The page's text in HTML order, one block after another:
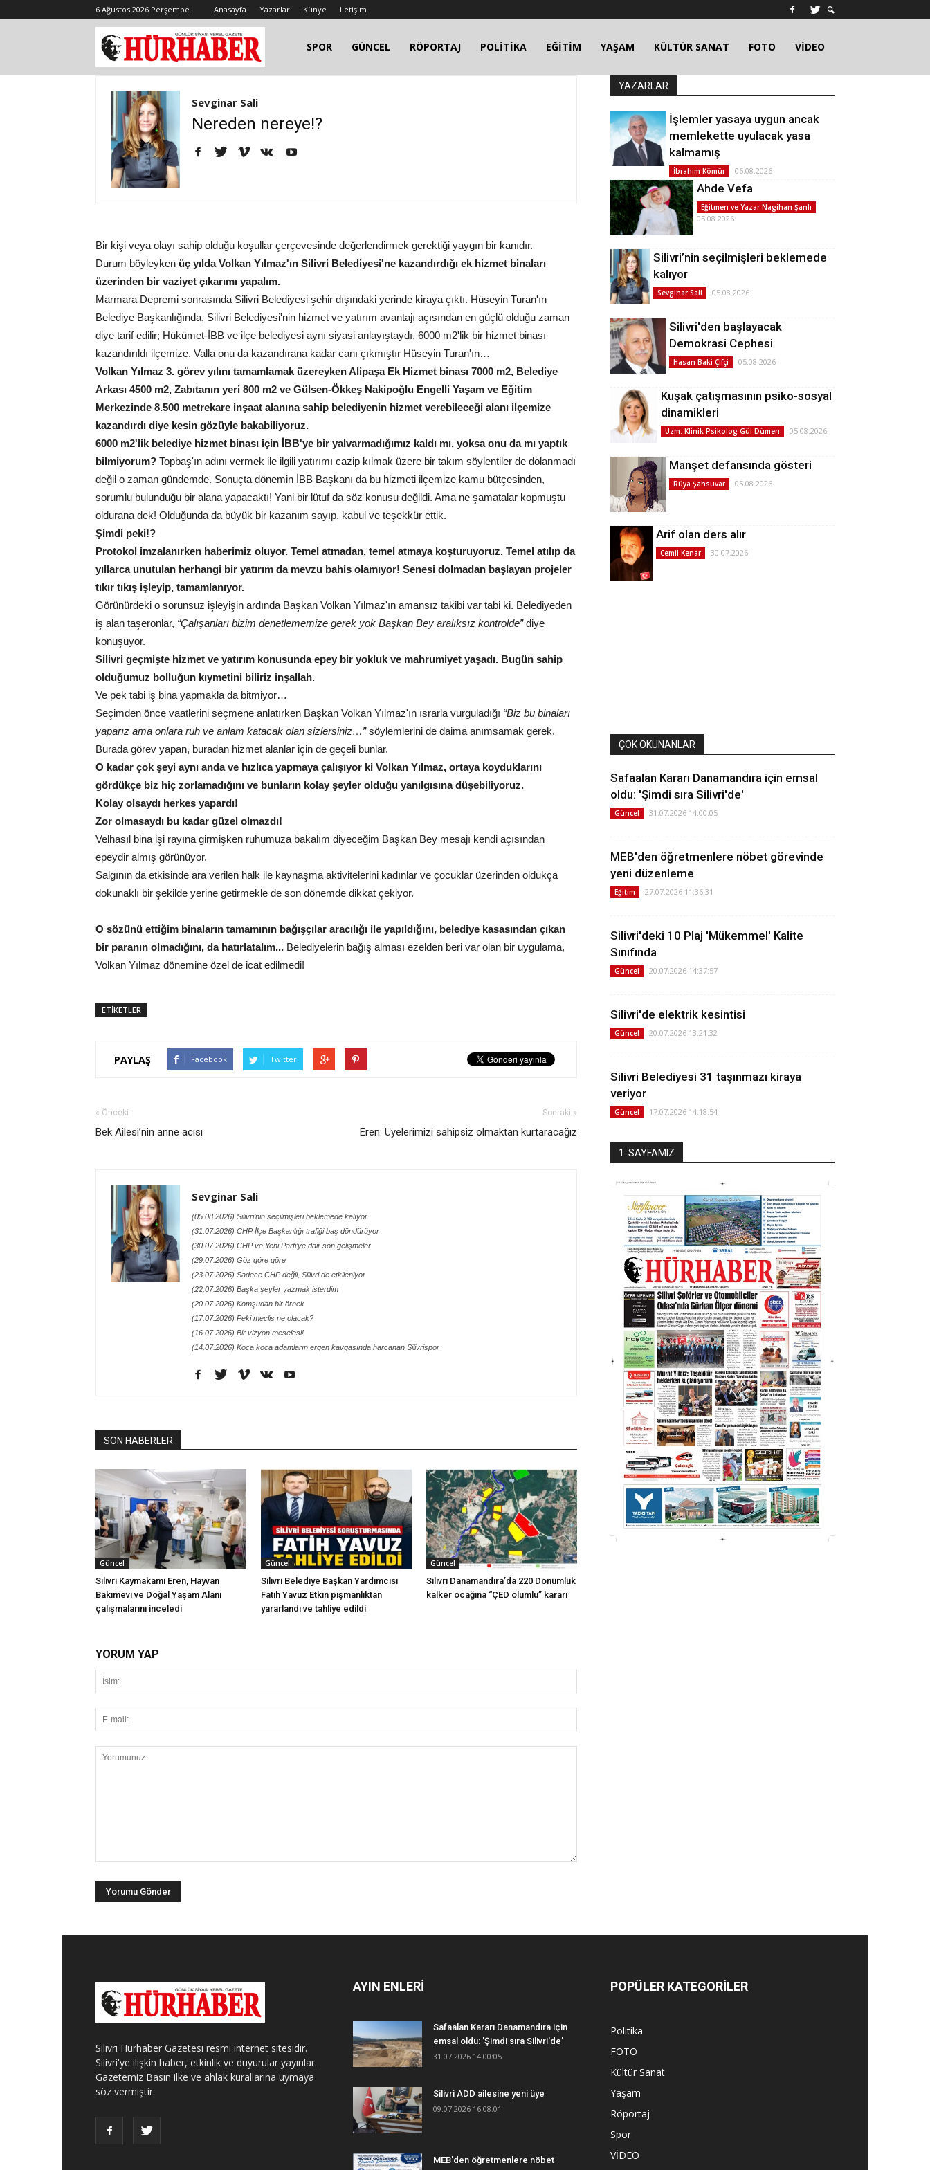
6 Ağustos 2026 Perşembe Anasayfa Yazarlar Künye İletişim
SPOR GÜNCEL RÖPORTAJ POLİTİKA EĞİTİM YAŞAM KÜLTÜR SANAT FOTO VİDEO
Sevginar Sali
Nereden nereye!?
Bir kişi veya olayı sahip olduğu koşullar çerçevesinde değerlendirmek gerektiği yaygın bir kanıdır.
Durum böyleyken üç yılda Volkan Yılmaz'ın Silivri Belediyesi'ne kazandırdığı ek hizmet binaları
üzerinden bir vaziyet çıkarımı yapalım.
Marmara Depremi sonrasında Silivri Belediyesi şehir dışındaki yerinde kiraya çıktı. Hüseyin Turan'ın
Belediye Başkanlığında, Silivri Belediyesi'nin hizmet ve yatırım avantajı açısından en güçlü olduğu zaman
diye tarif edilir; Hükümet-İBB ve ilçe belediyesi aynı siyasi anlayıştaydı, 6000 m2'lik bir hizmet binası
kazandırıldı ilçemize. Valla onu da kazandırana kadar canı çıkmıştır Hüseyin Turan'ın…
Volkan Yılmaz 3. görev yılını tamamlamak üzereyken Alipaşa Ek Hizmet binası 7000 m2, Belediye
Arkası 4500 m2, Zabıtanın yeri 800 m2 ve Gülsen-Ökkeş Nakipoğlu Engelli Yaşam ve Eğitim
Merkezinde 8.500 metrekare inşaat alanına sahip belediyenin hizmet verebileceği alanı ilçemize
kazandırdı diye kesin gözüyle bakabiliyoruz.
6000 m2'lik belediye hizmet binası için İBB'ye bir yalvarmadığımız kaldı mı, yoksa onu da mı yaptık
bilmiyorum? Topbaş'ın adını vermek ile ilgili yatırımı cazip kılmak üzere bir takım söylentiler de dolanmadı
değil o zaman gündemde. Sonuçta dönemin İBB Başkanı da bu hizmeti ilçemize kamu bütçesinden,
sorumlu bulunduğu bir alana yapacaktı! Yani bir lütuf da söz konusu değildi. Ama ne şamatalar kopmuştu
oldurana dek! Olduğunda da büyük bir kazanım sayıp, kabul ve teşekkür ettik.
Şimdi peki!?
Protokol imzalanırken haberimiz oluyor. Temel atmadan, temel atmaya koşturuyoruz. Temel atılıp da
yıllarca unutulan herhangi bir yatırım da mevzu bahis olamıyor! Senesi dolmadan başlayan projeler
tıkır tıkış işleyip, tamamlanıyor.
Görünürdeki o sorunsuz işleyişin ardında Başkan Volkan Yılmaz'ın amansız takibi var tabi ki. Belediyeden
iş alan taşeronlar, “Çalışanları bizim denetlememize gerek yok Başkan Bey aralıksız kontrolde”diye
konuşuyor.
Silivri geçmişte hizmet ve yatırım konusunda epey bir yokluk ve mahrumiyet yaşadı. Bugün sahip
olduğumuz bolluğun kıymetini biliriz inşallah.
Ve pek tabi iş bina yapmakla da bitmiyor…
Seçimden önce vaatlerini seçmene anlatırken Başkan Volkan Yılmaz'ın ısrarla vurguladığı “Biz bu binaları
yaparız ama onlara ruh ve anlam katacak olan sizlersiniz…”söylemlerini de daima anımsamak gerek.
Burada görev yapan, buradan hizmet alanlar için de geçeli bunlar.
O kadar çok şeyi aynı anda ve hızlıca yapmaya çalışıyor ki Volkan Yılmaz, ortaya koyduklarını
gördükçe biz hiç zorlamadığını ve bunların kolay şeyler olduğu yanılgısına düşebiliyoruz.
Kolay olsaydı herkes yapardı!
Zor olmasaydı bu kadar güzel olmazdı!
Velhasıl bina işi rayına girmişken ruhumuza bakalım diyeceğim Başkan Bey mesajı kendi açısından
epeydir almış görünüyor.
Salgının da etkisinde ara verilen halk ile kaynaşma aktivitelerini kadınlar ve çocuklar üzerinden oldukça
dokunaklı bir şekilde yerine getirmekle de son dönemde dikkat çekiyor.
O sözünü ettiğim binaların tamamının bağışçılar aracılığı ile yapıldığını, belediye kasasından çıkan
bir paranın olmadığını, da hatırlatalım... Belediyelerin bağış alması ezelden beri var olan bir uygulama,
Volkan Yılmaz dönemine özel de icat edilmedi!
ETİKETLER
PAYLAŞ Facebook Twitter
« Önceki
Bek Ailesi’nin anne acısı
Sonraki »
Eren: Üyelerimizi sahipsiz olmaktan kurtaracağız
Sevginar Sali
(05.08.2026) Silivri’nin seçilmişleri beklemede kalıyor
(31.07.2026) CHP İlçe Başkanlığı trafiği baş döndürüyor
(30.07.2026) CHP ve Yeni Parti’ye dair son gelişmeler
(29.07.2026) Göz göre göre
(23.07.2026) Sadece CHP değil, Silivri de etkileniyor
(22.07.2026) Başka şeyler yazmak isterdim
(20.07.2026) Komşudan bir örnek
(17.07.2026) Peki meclis ne olacak?
(16.07.2026) Bir vizyon meselesi!
(14.07.2026) Koca koca adamların ergen kavgasında harcanan Silivrispor
SON HABERLER
Güncel
Silivri Kaymakamı Eren, Hayvan
Bakımevi ve Doğal Yaşam Alanı
çalışmalarını inceledi
Güncel
Silivri Belediye Başkan Yardımcısı
Fatih Yavuz Etkin pişmanlıktan
yararlandı ve tahliye edildi
Güncel
Silivri Danamandıra’da 220 Dönümlük
kalker ocağına “ÇED olumlu” kararı
YORUM YAP
YAZARLAR
İşlemler yasaya uygun ancak
memlekette uyulacak yasa
kalmamış
İbrahim Kömür 06.08.2026
Ahde Vefa
Eğitmen ve Yazar Nagihan Şanlı
05.08.2026
Silivri’nin seçilmişleri beklemede
kalıyor
Sevginar Sali 05.08.2026
Silivri'den başlayacak
Demokrasi Cephesi
Hasan Baki Çifçi 05.08.2026
Kuşak çatışmasının psiko-sosyal
dinamikleri
Uzm. Klinik Psikolog Gül Dümen 05.08.2026
Manşet defansında gösteri
Rüya Şahsuvar 05.08.2026
Arif olan ders alır
Cemil Kenar 30.07.2026
ÇOK OKUNANLAR
Safaalan Kararı Danamandıra için emsal
oldu: 'Şimdi sıra Silivri'de'
Güncel 31.07.2026 14:00:05
MEB'den öğretmenlere nöbet görevinde
yeni düzenleme
Eğitim 27.07.2026 11:36:31
Silivri'deki 10 Plaj 'Mükemmel' Kalite
Sınıfında
Güncel 20.07.2026 14:37:57
Silivri'de elektrik kesintisi
Güncel 20.07.2026 13:21:32
Silivri Belediyesi 31 taşınmazı kiraya
veriyor
Güncel 17.07.2026 14:18:54
1. SAYFAMIZ
Silivri Hürhaber Gazetesi resmi internet sitesidir.
Silivri'ye ilişkin haber, etkinlik ve duyurular yayınlar.
Gazetemiz Basın ilke ve ahlak kurallarına uymaya
söz vermiştir.
AYIN ENLERİ
Safaalan Kararı Danamandıra için
emsal oldu: 'Şimdi sıra Silivri'de'
31.07.2026 14:00:05
Silivri ADD ailesine yeni üye
09.07.2026 16:08:01
MEB'den öğretmenlere nöbet
POPÜLER KATEGORİLER
Politika
FOTO
Kültür Sanat
Yaşam
Röportaj
Spor
VİDEO